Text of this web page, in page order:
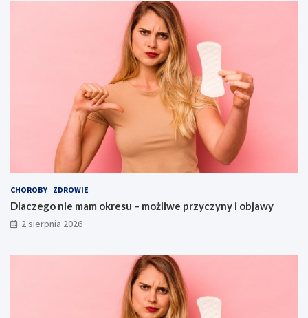
CHOROBY ZDROWIE
Dlaczego nie mam okresu – możliwe przyczyny i objawy
2 sierpnia 2026